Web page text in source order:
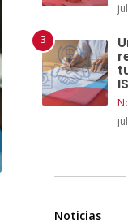
Noticias